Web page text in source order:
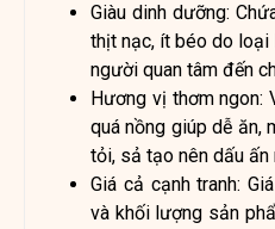
Giàu dinh dưỡng:
thịt nạc, ít béo do loại
người quan tâm đến
Hương vị thơm ngon:
quá nồng giúp dễ ăn,
tỏi, sả tạo nên dấu
Giá cả cạnh tranh:
và khối lượng sản